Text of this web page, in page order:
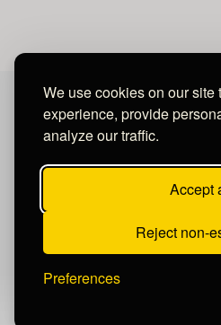
We use cookies on our site
experience, provide
analyze our traffic.
Accept
Reject non-
Preferences
MAYA MEDIA GROUP
Ubicados en Tegucigalpa -